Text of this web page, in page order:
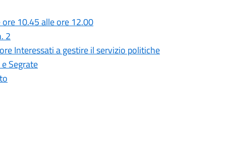
10.45 alle ore 12.00
2
Interessati a gestire il servizio politiche
Segrate